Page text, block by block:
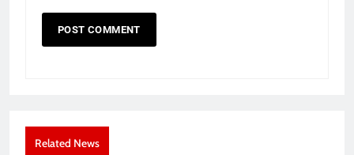
Related News